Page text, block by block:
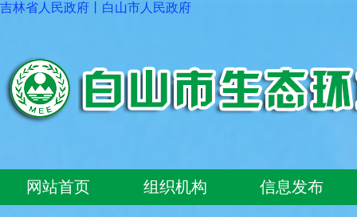
吉林省人民政府 白山市人民政府
网站首页 组织机构 信息发布